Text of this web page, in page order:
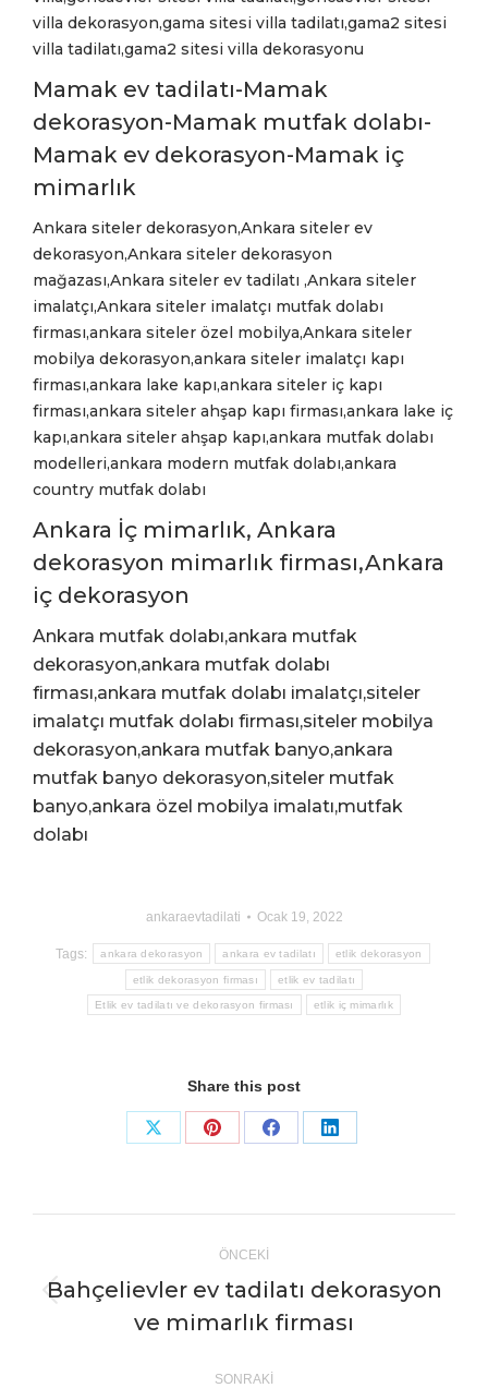
villa dekorasyon,gama sitesi villa tadilatı,gama2 sitesi
villa tadilatı,gama2 sitesi villa dekorasyonu
Mamak ev tadilatı-Mamak
dekorasyon-Mamak mutfak dolabı-
Mamak ev dekorasyon-Mamak iç
mimarlık
Ankara siteler dekorasyon,Ankara siteler ev
dekorasyon,Ankara siteler dekorasyon
mağazası,Ankara siteler ev tadilatı ,Ankara siteler
imalatçı,Ankara siteler imalatçı mutfak dolabı
firması,ankara siteler özel mobilya,Ankara siteler
mobilya dekorasyon,ankara siteler imalatçı kapı
firması,ankara lake kapı,ankara siteler iç kapı
firması,ankara siteler ahşap kapı firması,ankara lake iç
kapı,ankara siteler ahşap kapı,ankara mutfak dolabı
modelleri,ankara modern mutfak dolabı,ankara
country mutfak dolabı
Ankara İç mimarlık, Ankara
dekorasyon mimarlık firması,Ankara
iç dekorasyon
Ankara mutfak dolabı,ankara mutfak
dekorasyon,ankara mutfak dolabı
firması,ankara mutfak dolabı imalatçı,siteler
imalatçı mutfak dolabı firması,siteler mobilya
dekorasyon,ankara mutfak banyo,ankara
mutfak banyo dekorasyon,siteler mutfak
banyo,ankara özel mobilya imalatı,mutfak
dolabı
ankaraevtadilati Ocak 19, 2022
Tags: ankara dekorasyon ankara ev tadilatı etlik dekorasyon
etlik dekorasyon firması etlik ev tadilatı
Etlik ev tadilatı ve dekorasyon firması etlik iç mimarlık
Share this post
Share
Share
Share
Share
navigation
ÖNCEKI
Önceki
yazı:
Bahçelievler ev tadilatı dekorasyon
ve mimarlık firması
SONRAKI